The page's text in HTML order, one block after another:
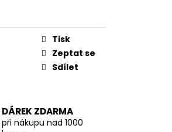
Tisk
Zeptat se
Sdílet
DÁREK ZDARMA
při nákupu nad 1000